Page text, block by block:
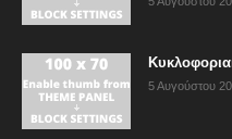
5 Αυγούστου